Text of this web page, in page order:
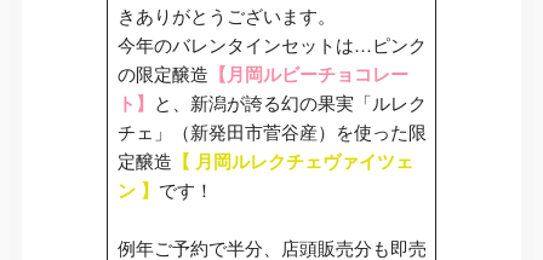
きありがとうございます。
今年のバレンタインセットは…ピンク
の限定醸造 【月岡ルビーチョコレー
ト】 と、新潟が誇る幻の果実「ルレク
チェ」（新発田市菅谷産）を使った限
定醸造 【 月岡ルレクチェヴァイツェ
ン 】 です！
例年ご予約で半分、店頭販売分も即売